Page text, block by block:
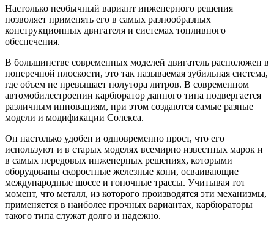
Настолько необычный вариант инженерного решения
позволяет применять его в самых разнообразных
конструкционных двигателя и системах топливного
обеспечения.
В большинстве современных моделей двигатель расположен в
поперечной плоскости, это так называемая зубильная система,
где объем не превышает полутора литров. В современном
автомобилестроении карбюратор данного типа подвергается
различным инновациям, при этом создаются самые разные
модели и модификации Солекса.
Он настолько удобен и одновременно прост, что его
используют и в старых моделях всемирно известных марок и
в самых передовых инженерных решениях, которыми
оборудованы скоростные железные кони, осваивающие
международные шоссе и гоночные трассы. Учитывая тот
момент, что металл, из которого производятся эти механизмы,
применяется в наиболее прочных вариантах, карбюраторы
такого типа служат долго и надежно.